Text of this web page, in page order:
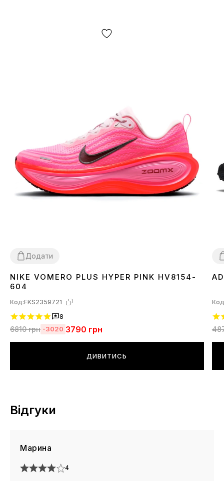
Додати
3637 3839
NIKE VOMERO PLUS HYPER PINK HV8154-
604
Код:FKS2359721
8
6810грн -3020 3790 грн
ДИВИТИСЬ
Відгуки
Марина
4